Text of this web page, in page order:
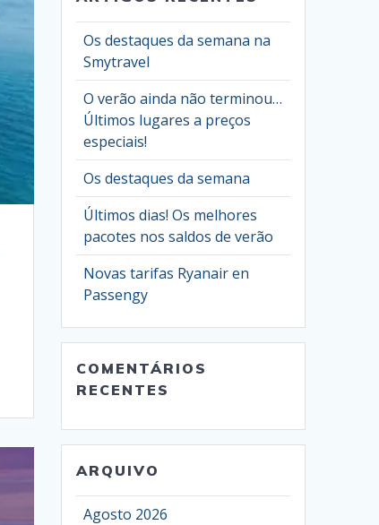
Os destaques da semana na
Smytravel
O verão ainda não terminou…
Últimos lugares a preços
especiais!
Os destaques da semana
Últimos dias! Os melhores
pacotes nos saldos de verão
Novas tarifas Ryanair en
Passengy
COMENTÁRIOS
RECENTES
ARQUIVO
Agosto 2026